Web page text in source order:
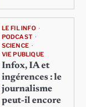
LE FIL INFO
PODCAST
SCIENCE
VIE PUBLIQUE
Infox, IA et
ingérences : le
journalisme
peut-il encore